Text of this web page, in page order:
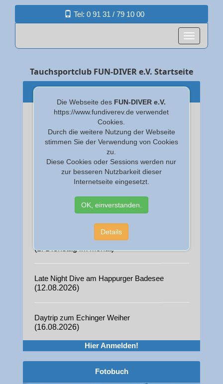
Tel: 0 91 31 / 79 10 00
Tauchsportclub FUN-DIVER e.V. Startseite
Die Webseite des FUN-DIVER e.V.
https://www.fundiverev.de verwendet
Cookies.
Durch die weitere Nutzung der Webseite
stimmen Sie der Verwendung von Cookies
zu.
Diese Cookies oder Sessions werden nur
zur besseren Nutzbarkeit dieser
Internetseite eingesetzt.
OK, einverstanden.
Details
(1. Dienstag im Monat)
Blindsee
Hier Anmelden!
Fotobuch